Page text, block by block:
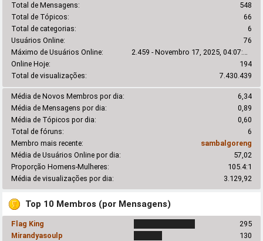
Total de Mensagens:
548
Total de Tópicos:
66
Total de categorias:
6
Usuários Online:
76
Máximo de Usuários Online:
2.459 - Novembro 17, 2025, 04:07:10 pm
Online Hoje:
194
Total de visualizações:
7.430.439
Média de Novos Membros por dia:
6,34
Média de Mensagens por dia:
0,89
Média de Tópicos por dia:
0,60
Total de fóruns:
6
Membro mais recente:
sambalgoreng
Média de Usuários Online por dia:
57,02
Proporção Homens-Mulheres:
105.4:1
Média de visualizações por dia:
3.129,92
Top 10 Membros (por Mensagens)
Flag King
295
Mirandyasoulp
130